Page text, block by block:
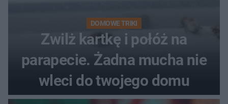
DOMOWE TRIKI
Zwilż kartkę i połóż na
parapecie. Żadna mucha nie
wleci do twojego domu